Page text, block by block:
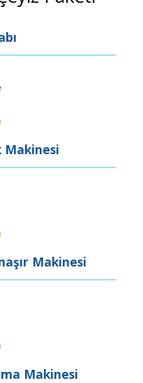
Makinesi
Makinesi
Makinesi